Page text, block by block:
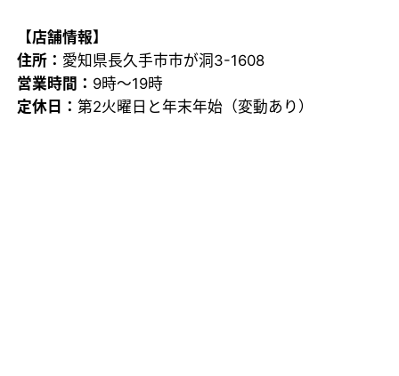
【店舗情報】
住所： 愛知県長久手市市が洞3-1608
営業時間： 9時～19時
定休日：第2火曜日と年末年始（変動あり）